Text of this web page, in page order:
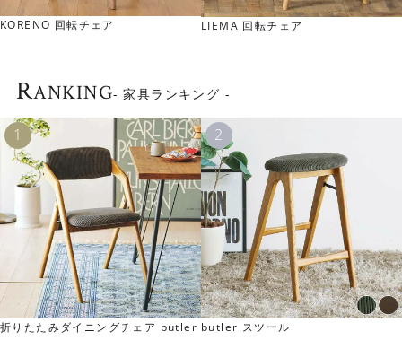
やわらかな座り心地が味わえるクッション付きです。ウッ
ド×ファブリックの組み合わせは北欧インテリアにもぴった
座面は幅約49.5cm×奥行約43cmと広めなので、ゆったり
とくつろぐことができます。
バーチ材のやさしい表情
本体にはバーチ無垢材を使用しています。木の温もり感が
でた柔らかな雰囲気は、北欧ナチュラルなインテリアとも
マッチします。
LIEMA 回転チェア CAIN 回転チェア
RANKING- 家具ランキング -
折りたたみダイニングチェア butler butler スツール